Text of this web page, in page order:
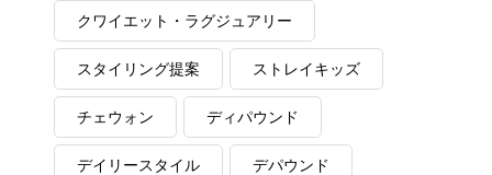
クワイエット・ラグジュアリー
スタイリング提案 ストレイキッズ
チェウォン ディパウンド
デイリースタイル デパウンド